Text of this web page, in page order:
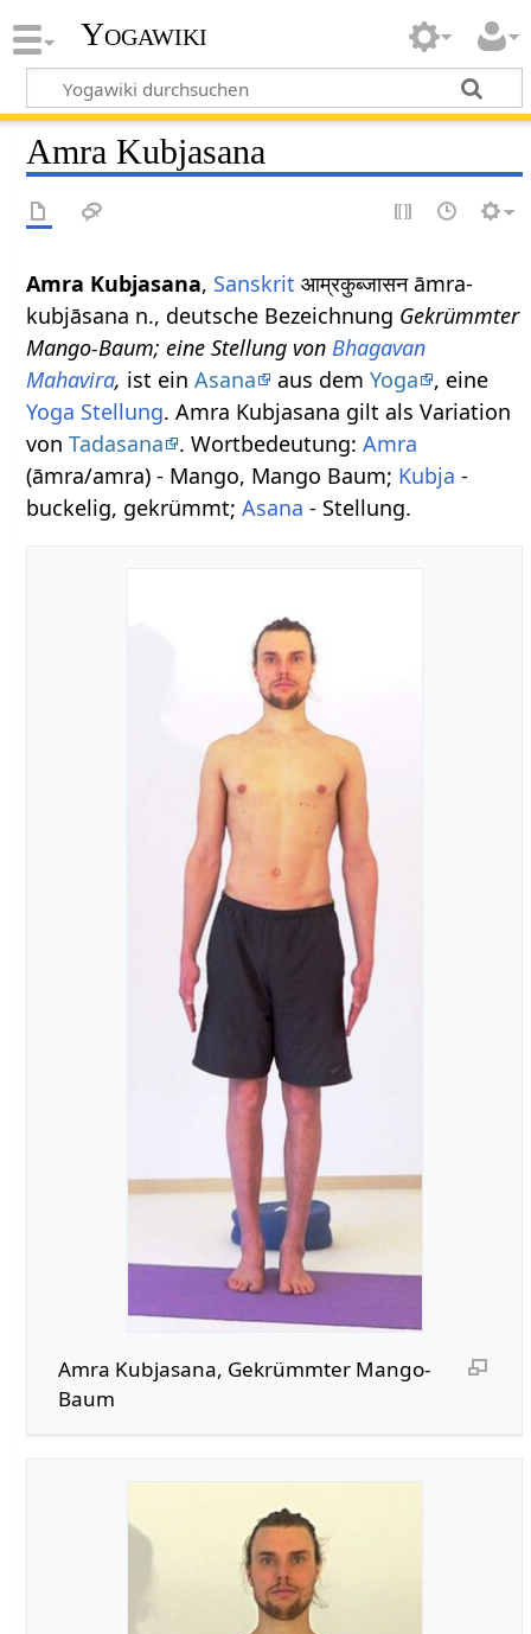
Yogawiki
Amra Kubjasana
Amra Kubjasana, Sanskrit आम्रकुब्जासन āmra-
kubjāsana n., deutsche Bezeichnung Gekrümmter
Mango-Baum; eine Stellung vonBhagavan
Mahavira, ist einAsana aus demYoga
, eine
Yoga Stellung. Amra Kubjasana gilt als Variation
vonTadasana . Wortbedeutung:Amra
(āmra/amra) - Mango, Mango Baum; Kubja -
buckelig, gekrümmt;Asana - Stellung.
Amra Kubjasana, Gekrümmter Mango-
Baum